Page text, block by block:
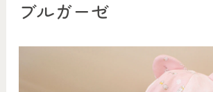
ブルガーゼ